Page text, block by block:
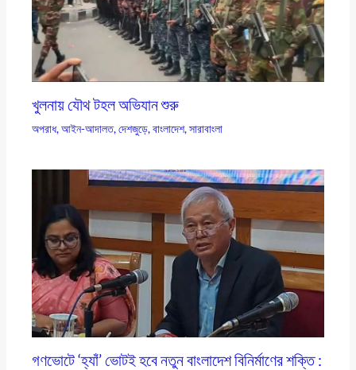
খুলনায় যৌথ টহল অভিযান শুরু
অপরাধ,আইন-আদালত,দেশজুড়ে,বাংলাদেশ,সারাবাংলা
গণভোটে ‘হ্যাঁ’ ভোটই হবে নতুন বাংলাদেশ বিনির্মাণের শক্তি :